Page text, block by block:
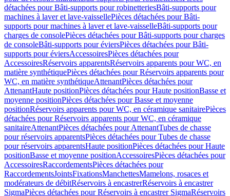
détachées pour Bâti-supports pour robinetteriesBâti-supports pour
machines à laver et lave-vaissellePièces détachées pour Bâti-
supports pour machines à laver et lave-vaisselleBâti-supports pour
charges de consolePièces détachées pour Bâti-supports pour charges
de consoleBâti-supports pour éviersPièces détachées pour Bâti-
supports pour éviersAccessoiresPièces détachées pour
AccessoiresRéservoirs apparentsRéservoirs apparents pour WC, en
matière synthétiquePièces détachées pour Réservoirs apparents pour
WC, en matière synthétiqueAttenantPièces détachées pour
AttenantHaute positionPièces détachées pour Haute positionBasse et
moyenne positionPièces détachées pour Basse et moyenne
positionRéservoirs apparents pour WC, en céramique sanitairePièces
détachées pour Réservoirs apparents pour WC, en céramique
sanitaireAttenantPièces détachées pour AttenantTubes de chasse
pour réservoirs apparentsPièces détachées pour Tubes de chasse
pour réservoirs apparentsHaute positionPièces détachées pour Haute
positionBasse et moyenne positionAccessoiresPièces détachées pour
AccessoiresRaccordementsPièces détachées pour
RaccordementsJointsFixationsManchettesMamelons, rosaces et
modérateurs de débitRéservoirs à encastrerRéservoirs à encastrer
SigmaPièces détachées pour Réservoirs à encastrer SigmaRéservoirs